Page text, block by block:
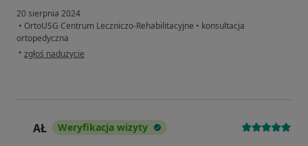
20 sierpnia 2024
• OrtoUSG Centrum Leczniczo-Rehabilitacyjne • konsultacja
ortopedyczna
• w opinii użytkownika Marcin
zgłoś nadużycie
AŁ Weryfikacja wizyty